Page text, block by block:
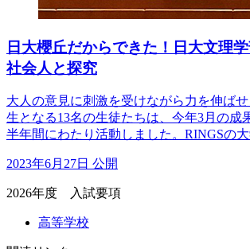
日大櫻丘だからできた！日大文理
社会人と探究
大人の意見に刺激を受けながら力を伸ば
生となる13名の生徒たちは、今年3月の成
半年間にわたり活動しました。RINGSの
2023年6月27日 公開
2026年度 入試要項
高等学校